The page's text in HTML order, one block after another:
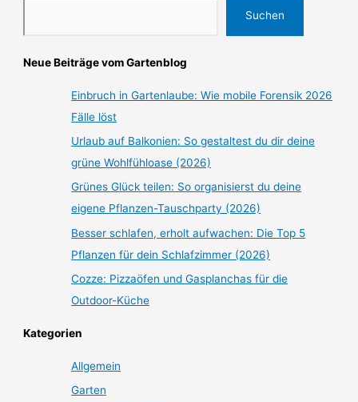
Suchen
Neue Beiträge vom Gartenblog
Einbruch in Gartenlaube: Wie mobile Forensik 2026
Fälle löst
Urlaub auf Balkonien: So gestaltest du dir deine
grüne Wohlfühloase (2026)
Grünes Glück teilen: So organisierst du deine
eigene Pflanzen-Tauschparty (2026)
Besser schlafen, erholt aufwachen: Die Top 5
Pflanzen für dein Schlafzimmer (2026)
Cozze: Pizzaöfen und Gasplanchas für die
Outdoor-Küche
Kategorien
Allgemein
Garten